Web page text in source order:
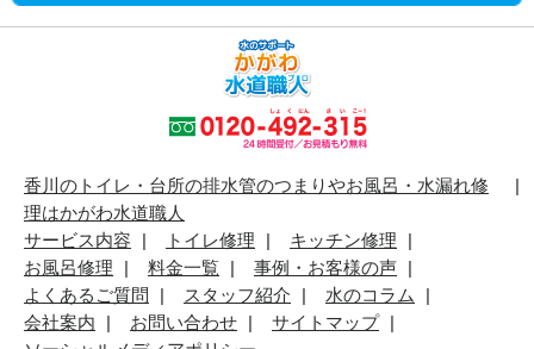
香川のトイレ・台所の排水管のつまりやお風呂・水漏れ修
理はかがわ水道職人
サービス内容
トイレ修理
キッチン修理
お風呂修理
料金一覧
事例・お客様の声
よくあるご質問
スタッフ紹介
水のコラム
会社案内
お問い合わせ
サイトマップ